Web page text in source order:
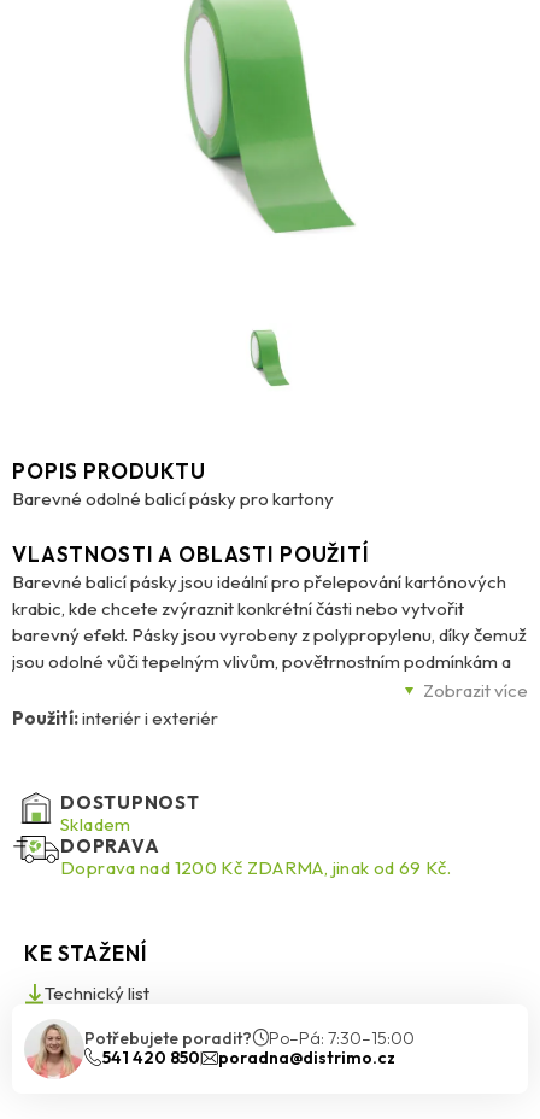
POPIS PRODUKTU
Barevné odolné balicí pásky pro kartony
Zobrazit více
VLASTNOSTI A OBLASTI POUŽITÍ
Barevné balicí pásky jsou ideální pro přelepování kartónových
krabic, kde chcete zvýraznit konkrétní části nebo vytvořit
barevný efekt. Pásky jsou vyrobeny z polypropylenu, díky čemuž
jsou odolné vůči tepelným vlivům, povětrnostním podmínkám a
UV záření, zároveň jsou kompatibilní s různými materiály. Jsou
šetrné k životnímu prostředí, lehce biologicky odbouratelné, a
nečistot. U barevných pásek je také možné provést reklamní
potisk dle vašeho návrhu.
Použití:interiér i exteriér
DOSTUPNOST
Skladem
DOPRAVA
Doprava nad 1200 Kč ZDARMA, jinak od 69 Kč.
KE STAŽENÍ
Technický list
Potřebujete poradit?
Po–Pá: 7:30–15:00
541 420 850
poradna@distrimo.cz